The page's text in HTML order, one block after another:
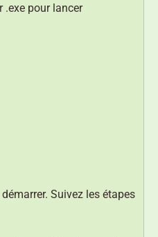
.exe pour lancer
Suivez les étapes